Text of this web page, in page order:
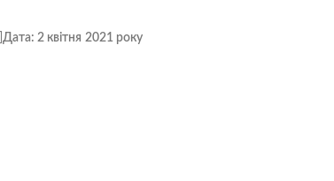
Дата: 2 квітня 2021 року